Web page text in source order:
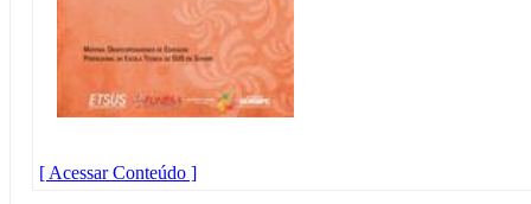
[ Acessar Conteúdo ]